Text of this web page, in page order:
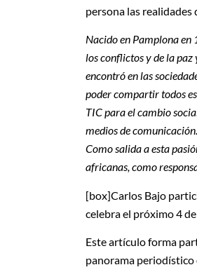
persona las
Nacido en Pamplona en
los conflictos y de la
encontró en las
poder compartir todos
TIC para el cambio
medios de
Como salida a esta
africanas, como
[box]Carlos Bajo
celebra el próximo 4
Este artículo forma
panorama periodístico